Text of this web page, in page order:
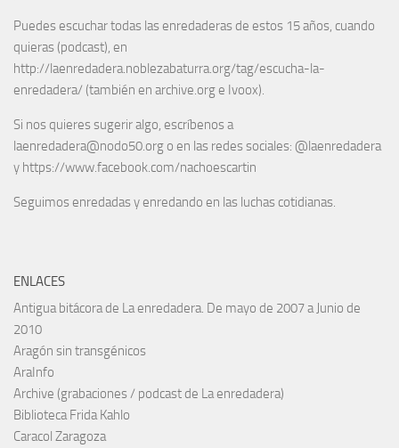
Puedes escuchar todas las enredaderas de estos 15 años, cuando
quieras (podcast), en
http://laenredadera.noblezabaturra.org/tag/escucha-la-
enredadera/ (también en archive.org e Ivoox).
Si nos quieres sugerir algo, escríbenos a
laenredadera@nodo50.org o en las redes sociales: @laenredadera
y https://www.facebook.com/nachoescartin
Seguimos enredadas y enredando en las luchas cotidianas.
ENLACES
Antigua bitácora de La enredadera. De mayo de 2007 a Junio de
2010
Aragón sin transgénicos
AraInfo
Archive (grabaciones / podcast de La enredadera)
Biblioteca Frida Kahlo
Caracol Zaragoza